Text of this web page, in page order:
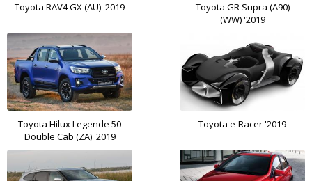
Toyota RAV4 GX (AU) '2019
Toyota GR Supra (A90)
(WW) '2019
Toyota Hilux Legende 50
Double Cab (ZA) '2019
Toyota e-Racer '2019